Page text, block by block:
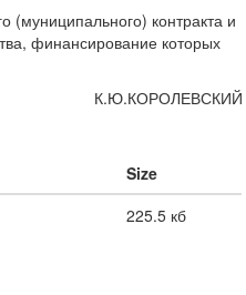
контракта и
финансирование которых
К.Ю.КОРОЛЕВСКИЙ
Size
225.5 кб